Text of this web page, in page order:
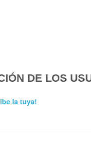
DE LOS
la tuya!